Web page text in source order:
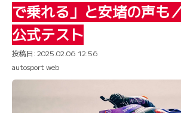
で乗れる」と安堵の声も
公式テスト
投稿日: 2025.02.06 12:56
autosport web